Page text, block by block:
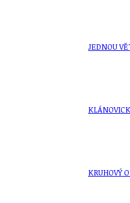
JEDNOU
KRUHOVÝ